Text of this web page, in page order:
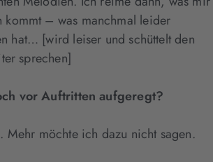
kommt – was manchmal leider
hat… [wird leiser und schüttelt den
sprechen]
vor Auftritten aufgeregt?
Mehr möchte ich dazu nicht sagen.